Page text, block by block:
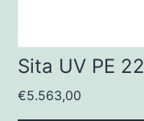
Sita UV PE 22
€5.563,00